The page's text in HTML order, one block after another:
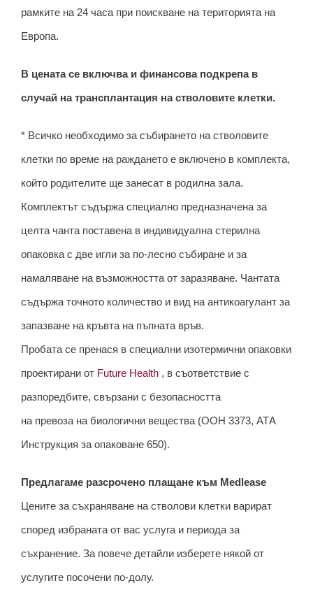
рамките на 24 часа при поискване на територията на
Европа.
В цената се включва и финансова подкрепа в
случай на трансплантация на стволовите клетки.
* Всичко необходимо за събирането на стволовите
клетки по време на раждането е включено в комплекта,
който родителите ще занесат в родилна зала.
Комплектът съдържа специално предназначена за
целта чанта поставена в индивидуална стерилна
опаковка с две игли за по-лесно събиране и за
намаляване на възможността от заразяване. Чантата
съдържа точното количество и вид на антикоагулант за
запазване на кръвта на пъпната връв.
Пробата се пренася в специални изотермични опаковки
проектирани от Future Health , в съответствие с
разпоредбите, свързани с безопасността
на превоза на биологични вещества (ООН 3373, АТА
Инструкция за опаковане 650).
Предлагаме разсрочено плащане към Medlease
Цените за съхраняване на стволови клетки варират
според избраната от вас услуга и периода за
съхранение. За повече детайли изберете някой от
услугите посочени по-долу.